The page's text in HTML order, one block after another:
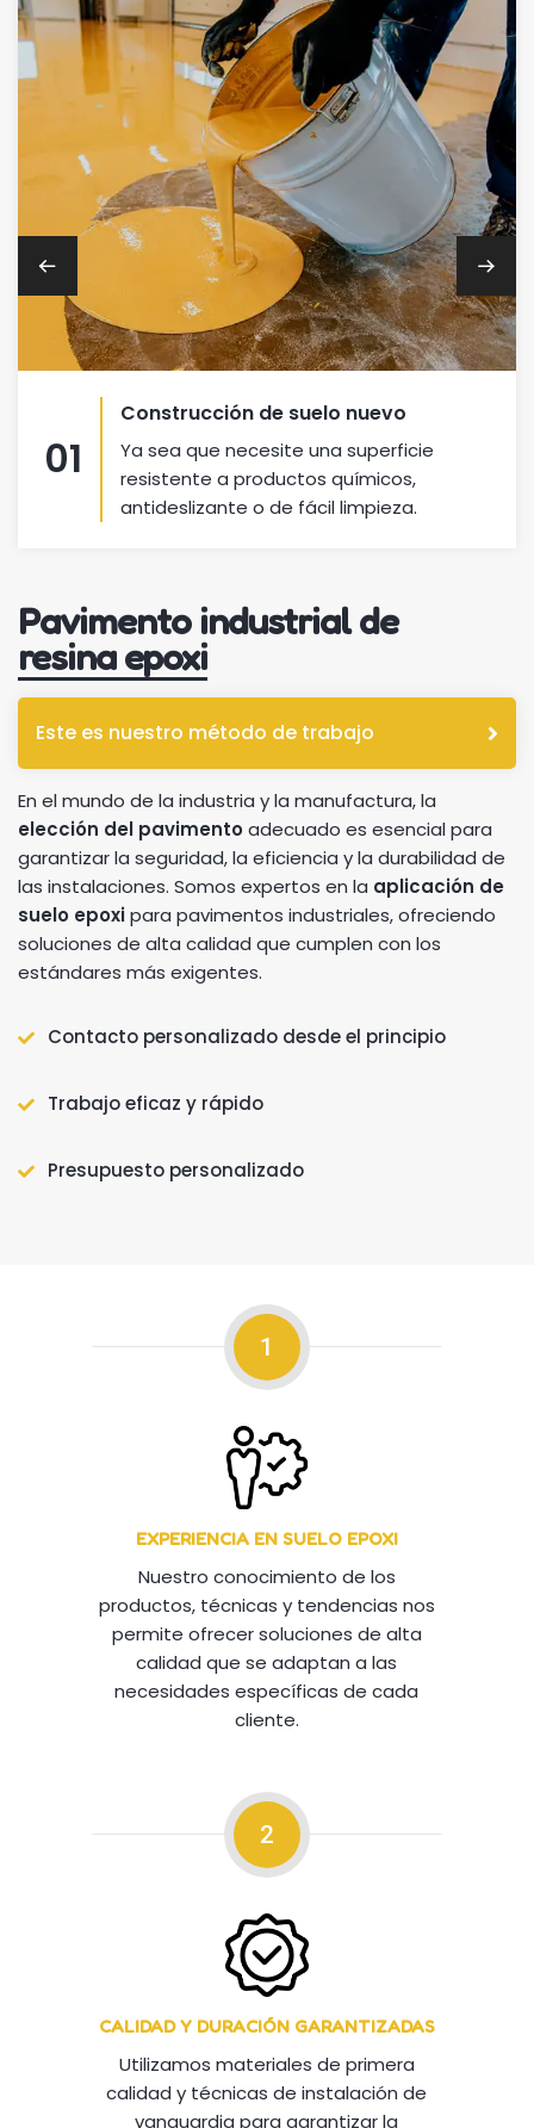
01
Construcción de suelo nuevo
Ya sea que necesite una superficie
resistente a productos químicos,
antideslizante o de fácil limpieza.
Pavimento industrial de
resina epoxi
Este es nuestro método de trabajo
En el mundo de la industria y la manufactura, la
elección del pavimentoadecuado es esencial para
garantizar la seguridad, la eficiencia y la durabilidad de
las instalaciones. Somos expertos en la aplicación de
suelo epoxipara pavimentos industriales, ofreciendo
soluciones de alta calidad que cumplen con los
estándares más exigentes.
Contacto personalizado desde el principio
Trabajo eficaz y rápido
Presupuesto personalizado
1
EXPERIENCIA EN SUELO EPOXI
Nuestro conocimiento de los
productos, técnicas y tendencias nos
permite ofrecer soluciones de alta
calidad que se adaptan a las
necesidades específicas de cada
cliente.
2
CALIDAD Y DURACIÓN GARANTIZADAS
Utilizamos materiales de primera
calidad y técnicas de instalación de
vanguardia para garantizar la